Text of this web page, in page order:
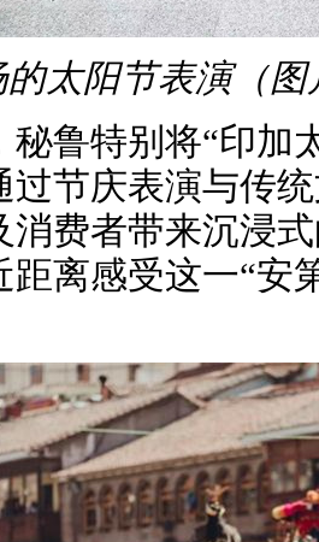
太阳节表演（图
秘鲁特别将“印加
过节庆表演与传
消费者带来沉浸
距离感受这一“安